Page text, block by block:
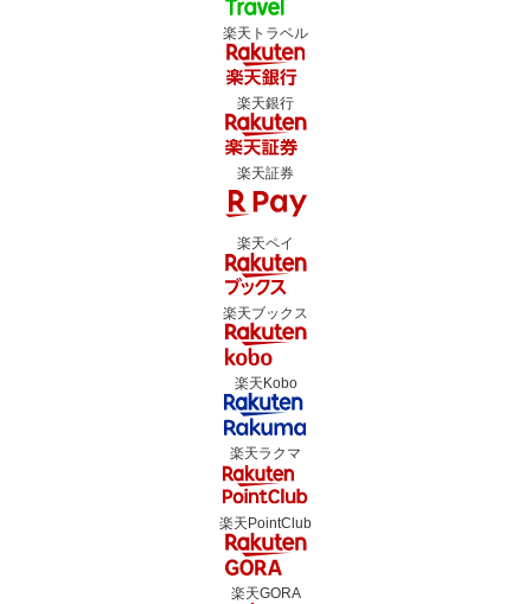
楽天トラベル
楽天銀行
楽天証券
楽天ペイ
楽天ブックス
楽天Kobo
楽天ラクマ
楽天PointClub
楽天GORA